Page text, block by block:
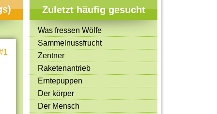
Online-Spiele
Mitmachen & Kreatives
Bücher & Filme
Quiz-Spiele
Spiele & Ideen
Jugendreporter
Rezeptideen
Zuletzt häufig gesucht
Was fressen Wölfe
Sammelnussfrucht
Zentner
Raketenantrieb
Erntepuppen
Der körper
Der Mensch